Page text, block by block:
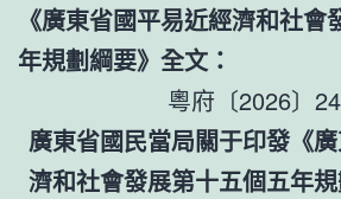
《廣東省國平易近經濟和社會
年規劃綱要》全文：
粵府〔2026〕
廣東省國民當局關于印發《
濟和社會發展第十五個五年